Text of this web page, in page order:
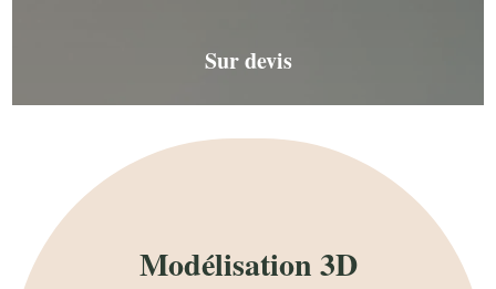
Sur devis
Modélisation 3D